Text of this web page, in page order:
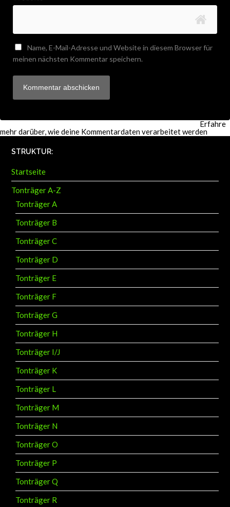
Name, E-Mail-Adresse und Website in diesem Browser für
meinen nächsten Kommentar speichern.
Diese Website verwendet Akismet, um Spam zu reduzieren.Erfahre
mehr darüber, wie deine Kommentardaten verarbeitet werden.
STRUKTUR:
Startseite
Tonträger A-Z
Tonträger A
Tonträger B
Tonträger C
Tonträger D
Tonträger E
Tonträger F
Tonträger G
Tonträger H
Tonträger I/J
Tonträger K
Tonträger L
Tonträger M
Tonträger N
Tonträger O
Tonträger P
Tonträger Q
Tonträger R